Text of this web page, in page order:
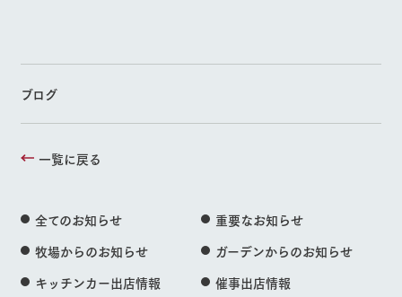
ブログ
一覧に戻る
全てのお知らせ
重要なお知らせ
牧場からのお知らせ
ガーデンからのお知らせ
キッチンカー出店情報
催事出店情報